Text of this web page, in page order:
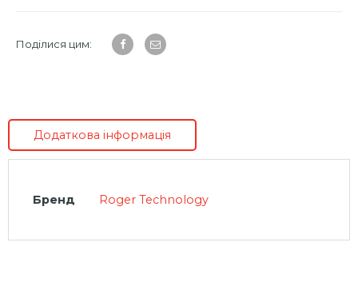
Поділися цим:
Додаткова інформація
Бренд Roger Technology